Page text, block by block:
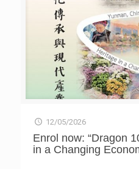
已達 500 多個。 在智慧城市
本，旨在構建人機和諧的城
一體化」的智慧交通系統，
數據平台，提升通行效率；
實現災害預警訊息「秒達」
300%，資源調度效率躍升
介紹在教育、醫療和家居均
找出學生缺點，可因材施教；
療、AI居家看護和智能家居
太大學機器人研究所名譽所長
AI 的下一輪浪潮──具身智慧
Intelligence，簡稱EAI），將
擁有像人類一樣的「大腦」與
12/05/2026
Enrol now: “Dragon
in a Changing